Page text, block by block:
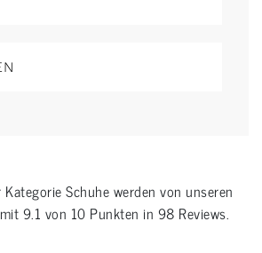
KategorieSchuhewerden von unseren
9.1 von 10 Punkten in 98 Reviews.